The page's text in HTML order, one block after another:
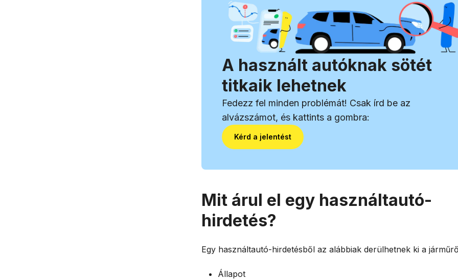
A használt autóknak sötét
titkaik lehetnek
Fedezz fel minden problémát! Csak írd be az
alvázszámot, és kattints a gombra:
Kérd a jelentést
Mit árul el egy használtautó-
hirdetés?
Egy használtautó-hirdetésből az alábbiak derülhetnek ki a
Állapot